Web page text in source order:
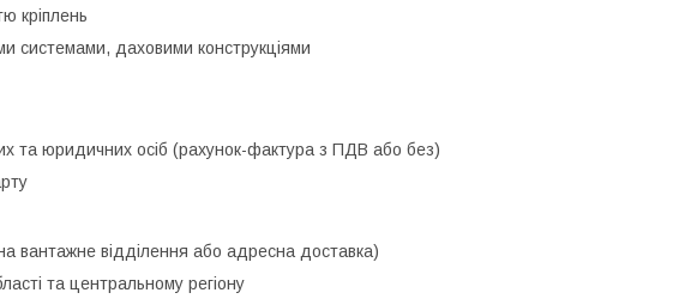
кріплень
системами, даховими конструкціями
та юридичних осіб (рахунок-фактура з ПДВ або без)
вантажне відділення або адресна доставка)
та центральному регіону